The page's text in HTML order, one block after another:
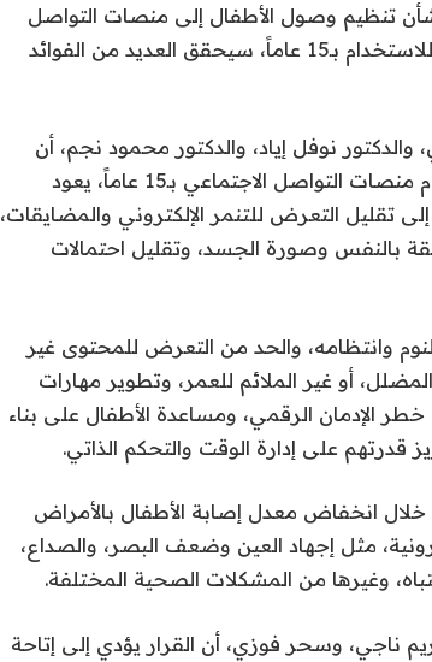
تنظيم وصول الأطفال إلى منصات التواصل
الاجتماعي، وتحديد الحد الأدنى للعمر المسموح به للاستخدام بـ15 عاماً، سيحقق العديد من الفوائد
نوفل إياد، والدكتور محمود نجم، أن
قرار تحديد الحد الأدنى للعمر المسموح به لاستخدام منصات التواصل الاجتماعي بـ15 عاماً، يعود
تقليل التعرض للتنمر الإلكتروني والمضايقات،
بالنفس وصورة الجسد، وتقليل احتمالات
وانتظامه، والحد من التعرض للمحتوى غير
أو غير الملائم للعمر، وتطوير مهارات
الإدمان الرقمي، ومساعدة الأطفال على بناء
قدرتهم على إدارة الوقت والتحكم الذاتي.
خلال انخفاض معدل إصابة الأطفال بالأمراض
مثل إجهاد العين وضعف البصر، والصداع،
وغيرها من المشكلات الصحية المختلفة.
ناجي، وسحر فوزي، أن القرار يؤدي إلى إتاحة